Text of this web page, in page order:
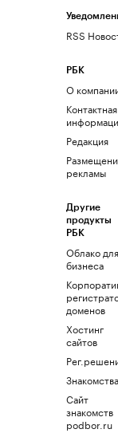
RSS
РБК
О
Контактная
Редакция
рекламы
Другие
продукты
РБК
Облако для
бизнеса
доменов
Хостинг
сайтов
Знакомства
Сайт
знакомств
podbor.ru